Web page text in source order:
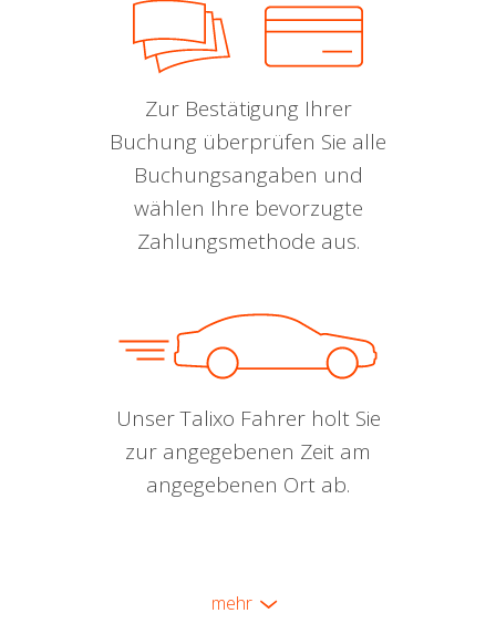
Zur Bestätigung Ihrer
Buchung überprüfen Sie alle
Buchungsangaben und
wählen Ihre bevorzugte
Zahlungsmethode aus.
Unser Talixo Fahrer holt Sie
zur angegebenen Zeit am
angegebenen Ort ab.
mehr